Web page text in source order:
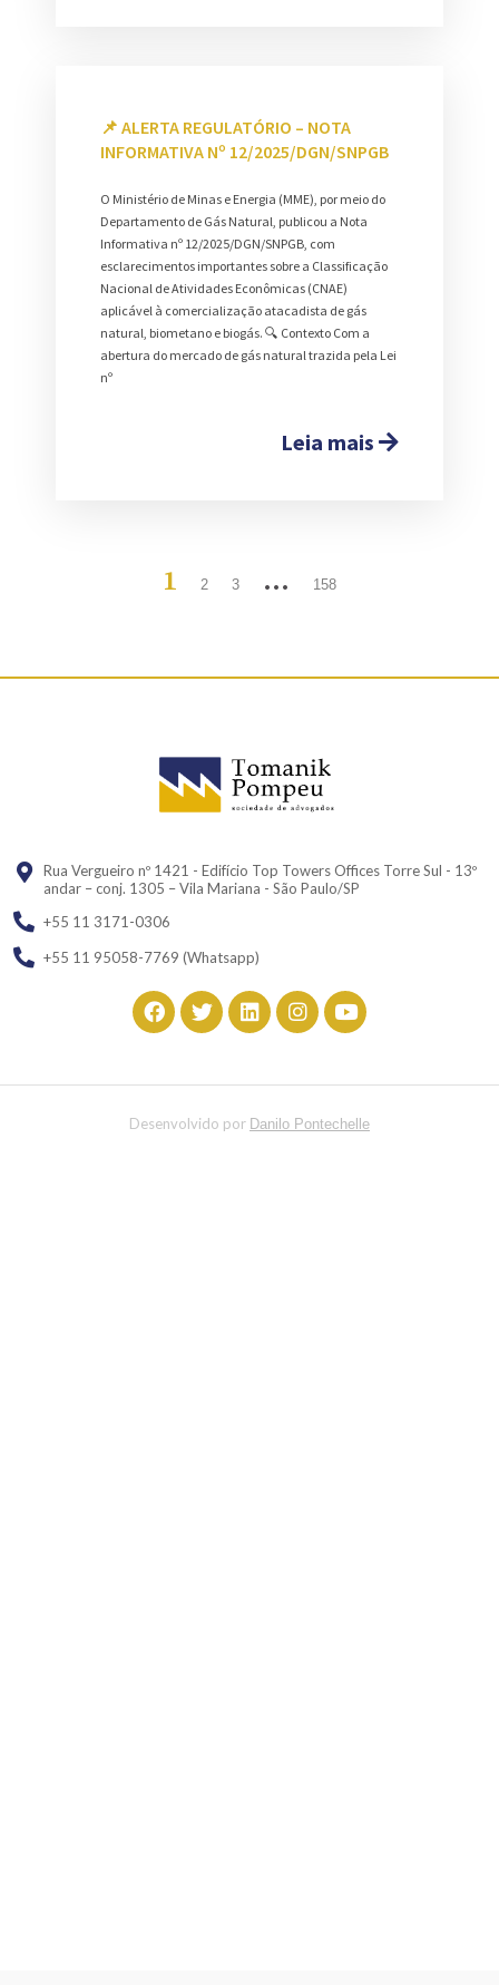
📌 ALERTA REGULATÓRIO – NOTA
INFORMATIVA Nº 12/2025/DGN/SNPGB
O Ministério de Minas e Energia (MME), por meio do
Departamento de Gás Natural, publicou a Nota
Informativa nº 12/2025/DGN/SNPGB, com
esclarecimentos importantes sobre a Classificação
Nacional de Atividades Econômicas (CNAE)
aplicável à comercialização atacadista de gás
natural, biometano e biogás. 🔍 Contexto Com a
abertura do mercado de gás natural trazida pela Lei
nº
Leia mais
1 2 3 … 158
Rua Vergueiro nº 1421 - Edifício Top Towers Offices Torre Sul - 13º
andar – conj. 1305 – Vila Mariana - São Paulo/SP
+55 11 3171-0306
+55 11 95058-7769 (Whatsapp)
Desenvolvido por Danilo Pontechelle